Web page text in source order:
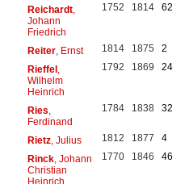
Reichardt,
Johann
Friedrich
1752 1814 62
Reiter, Ernst 1814 1875
2
Rieffel,
Wilhelm
Heinrich
1792 1869 24
Ries
Ferdinand
1784 1838 32
Rietz, Julius 1812 1877
4
Rinck, Johann
Christian
Heinrich
1770 1846 46